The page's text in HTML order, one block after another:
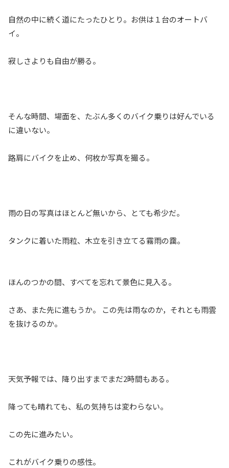
自然の中に続く道にたったひとり。お供は１台のオートバ
イ。
寂しさよりも自由が勝る。
そんな時間、場面を、たぶん多くのバイク乗りは好んでいる
に違いない。
路肩にバイクを止め、何枚か写真を撮る。
雨の日の写真はほとんど無いから、とても希少だ。
タンクに着いた雨粒、木立を引き立てる霧雨の靄。
ほんのつかの間、すべてを忘れて景色に見入る。
さあ、また先に進もうか。 この先は雨なのか，それとも雨雲
を抜けるのか。
天気予報では、降り出すまでまだ2時間もある。
降っても晴れても、私の気持ちは変わらない。
この先に進みたい。
これがバイク乗りの感性。